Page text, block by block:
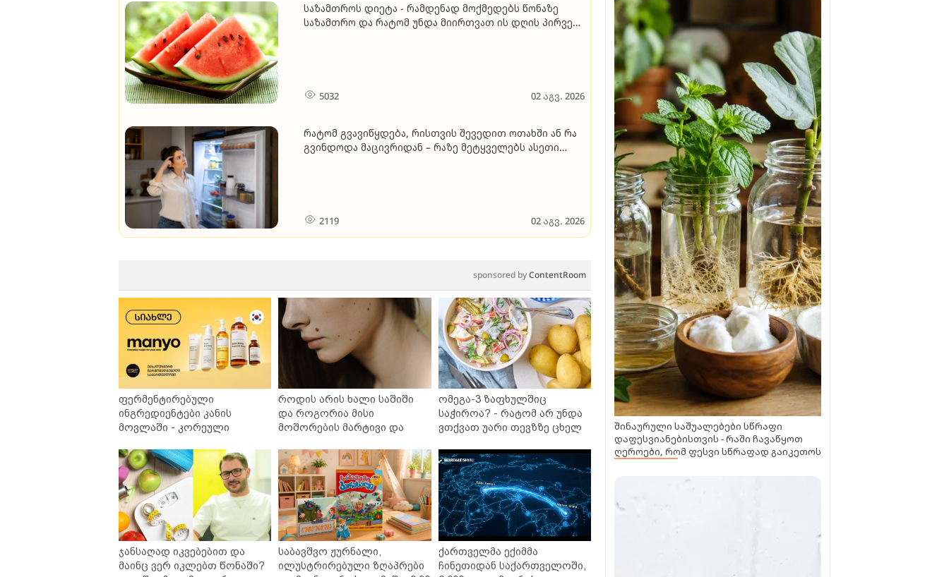
საზამთროს დიეტა - რამდენად მოქმედებს წონაზე
საზამთრო და რატომ უნდა მიირთვათ ის დღის პირველ
5032 02 აგვ. 2026
რატომ გვავიწყდება, რისთვის შევედით ოთახში ან რა
გვინდოდა მაცივრიდან – რაზე მეტყველებს ასეთი
2119 02 აგვ. 2026
sponsored byContentRoom
ფერმენტირებული
ინგრედიენტები კანის
მოვლაში - კორეული
საქართველოშია
როდის არის ხალი საშიში
და როგორია მისი
მოშორების მარტივი და
ომეგა-3 ზაფხულშიც
საჭიროა? - რატომ არ უნდა
ვთქვათ უარი თევზზე ცხელ
ჯანსაღად იკვებებით და
მაინც ვერ იკლებთ წონაში?
საბავშვო ჟურნალი,
ილუსტრირებული ზღაპრები
ქართველმა ექიმმა
ჩინეთიდან საქართველოში,
შინაურული საშუალებები სწრაფი
დაფესვიანებისთვის - რაში ჩავაწყოთ
ღეროები, რომ ფესვი სწრაფად გაიკეთოს